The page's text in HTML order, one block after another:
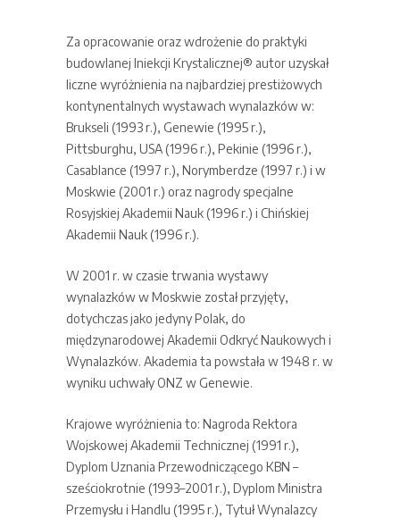
Za opracowanie oraz wdrożenie do praktyki
budowlanej Iniekcji Krystalicznej® autor uzyskał
liczne wyróżnienia na najbardziej prestiżowych
kontynentalnych wystawach wynalazków w:
Brukseli (1993 r.), Genewie (1995 r.),
Pittsburghu, USA (1996 r.), Pekinie (1996 r.),
Casablance (1997 r.), Norymberdze (1997 r.) i w
Moskwie (2001 r.) oraz nagrody specjalne
Rosyjskiej Akademii Nauk (1996 r.) i Chińskiej
Akademii Nauk (1996 r.).
W 2001 r. w czasie trwania wystawy
wynalazków w Moskwie został przyjęty,
dotychczas jako jedyny Polak, do
międzynarodowej Akademii Odkryć Naukowych i
Wynalazków. Akademia ta powstała w 1948 r. w
wyniku uchwały ONZ w Genewie.
Krajowe wyróżnienia to: Nagroda Rektora
Wojskowej Akademii Technicznej (1991 r.),
Dyplom Uznania Przewodniczącego KBN –
sześciokrotnie (1993–2001 r.), Dyplom Ministra
Przemysłu i Handlu (1995 r.), Tytuł Wynalazcy